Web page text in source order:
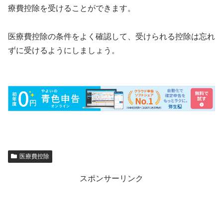
療費控除を受けることができます。
医療費控除の条件をよく確認して、受けられる控除は忘れ
ずに受けるようにしましょう。
医療費控除
スポンサーリンク